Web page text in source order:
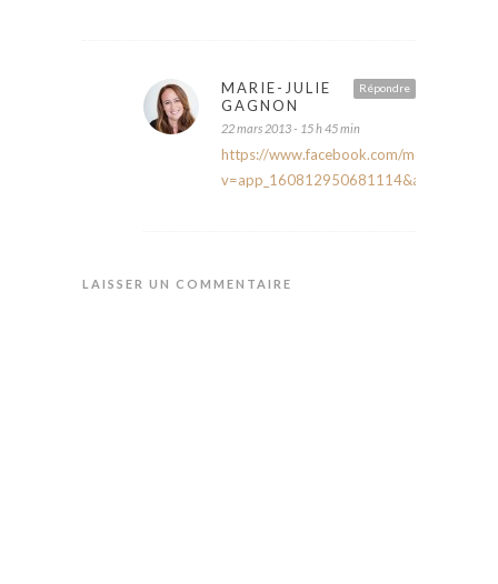
Répondre
MARIE-JULIE
GAGNON
22 mars 2013 - 15 h 45 min
https://www.facebook.com/
v=app_160812950681114&amp
LAISSER UN COMMENTAIRE